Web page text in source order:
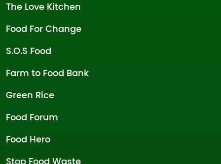
The Love Kitchen
Food For Change
S.O.S Food
Farm to Food Bank
Green Rice
Food Forum
Food Hero
Stop Food Waste